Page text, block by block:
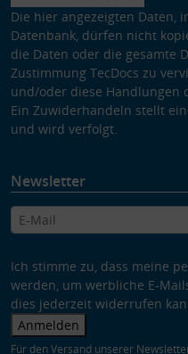
Die hier angezeigten Daten,
Datenbank, dürfen nicht
die Daten oder die gesamte
Zustimmung TecDocs zu
und/oder diese Handlungen
Ein Zuwiderhandeln stellt
und wird verfolgt.
Newsletter
Ich stimme zu, dass meine
werden, um werbliche E-
dies jederzeit widerrufen
Anmelden
Für den Versand unserer